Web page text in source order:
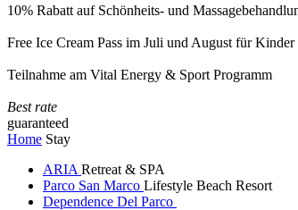
10% Rabatt auf Schönheits- und
Free Ice Cream Pass im Juli und August für Kinder
Teilnahme am Vital Energy & Sport Programm
Best rate
guaranteed
Home Stay
ARIA Retreat & SPA
Parco San Marco Lifestyle Beach Resort
Dependence Del Parco